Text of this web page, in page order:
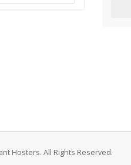
Hosters. All Rights Reserved.